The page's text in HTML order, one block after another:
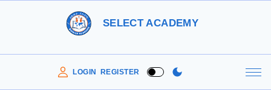
SELECT ACADEMY
LOGIN REGISTER